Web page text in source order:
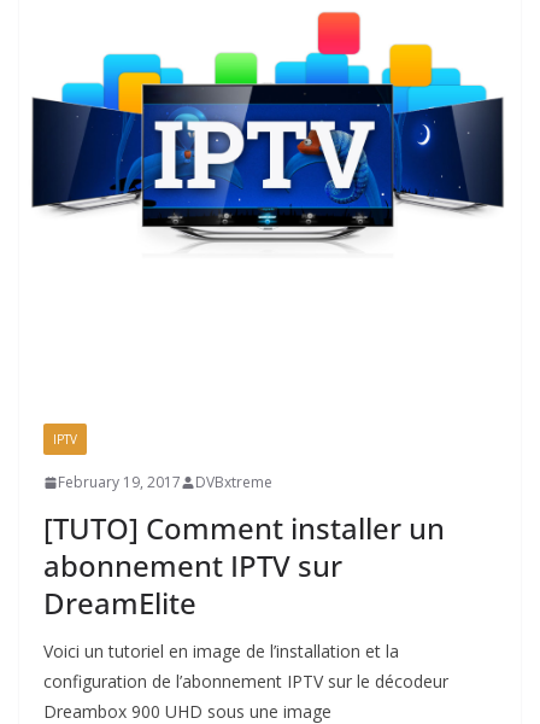
IPTV
February 19, 2017 DVBxtreme
[TUTO] Comment installer un
abonnement IPTV sur
DreamElite
Voici un tutoriel en image de l’installation et la
configuration de l’abonnement IPTV sur le décodeur
Dreambox 900 UHD sous une image